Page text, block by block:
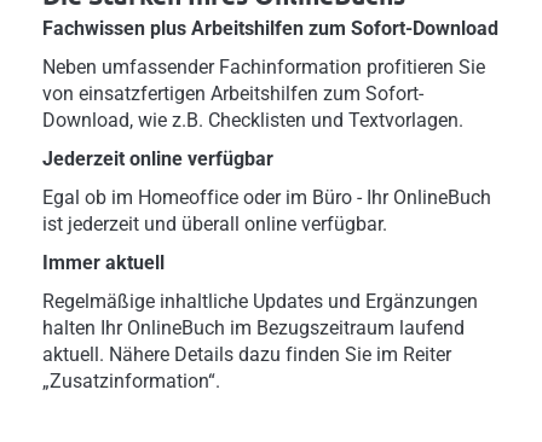
Fachwissen plus Arbeitshilfen zum Sofort-Download
Neben umfassender Fachinformation profitieren Sie
von einsatzfertigen Arbeitshilfen zum Sofort-
Download, wie z.B. Checklisten und Textvorlagen.
Jederzeit online verfügbar
Egal ob im Homeoffice oder im Büro - Ihr OnlineBuch
ist jederzeit und überall online verfügbar.
Immer aktuell
Regelmäßige inhaltliche Updates und Ergänzungen
halten Ihr OnlineBuch im Bezugszeitraum laufend
aktuell. Nähere Details dazu finden Sie im Reiter
„Zusatzinformation“.